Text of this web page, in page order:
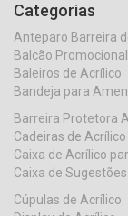
Categorias
Anteparo Barreira
Balcão
Baleiros de Acrílico
Bandeja para
Barreira Protetora
Cadeiras de Acrílico
Caixa de Acrílico
Caixa de
Cúpulas de Acrílico